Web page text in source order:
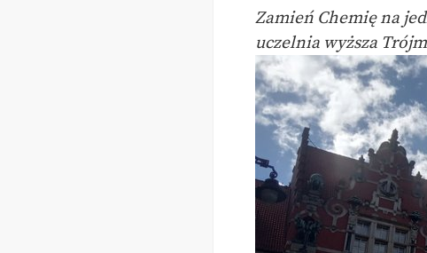
Zamień Chemię na
uczelnia wyższa